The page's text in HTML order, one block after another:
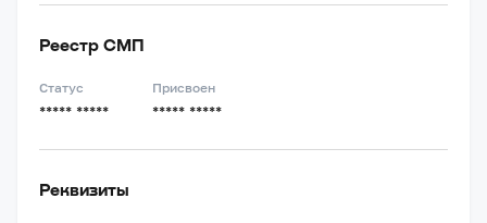
Реестр СМП
Статус
***** *****
Присвоен
***** *****
Реквизиты